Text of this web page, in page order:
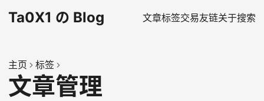
Ta0X1 の Blog 文章标签交易友链关于搜索
主页 标签
文章管理